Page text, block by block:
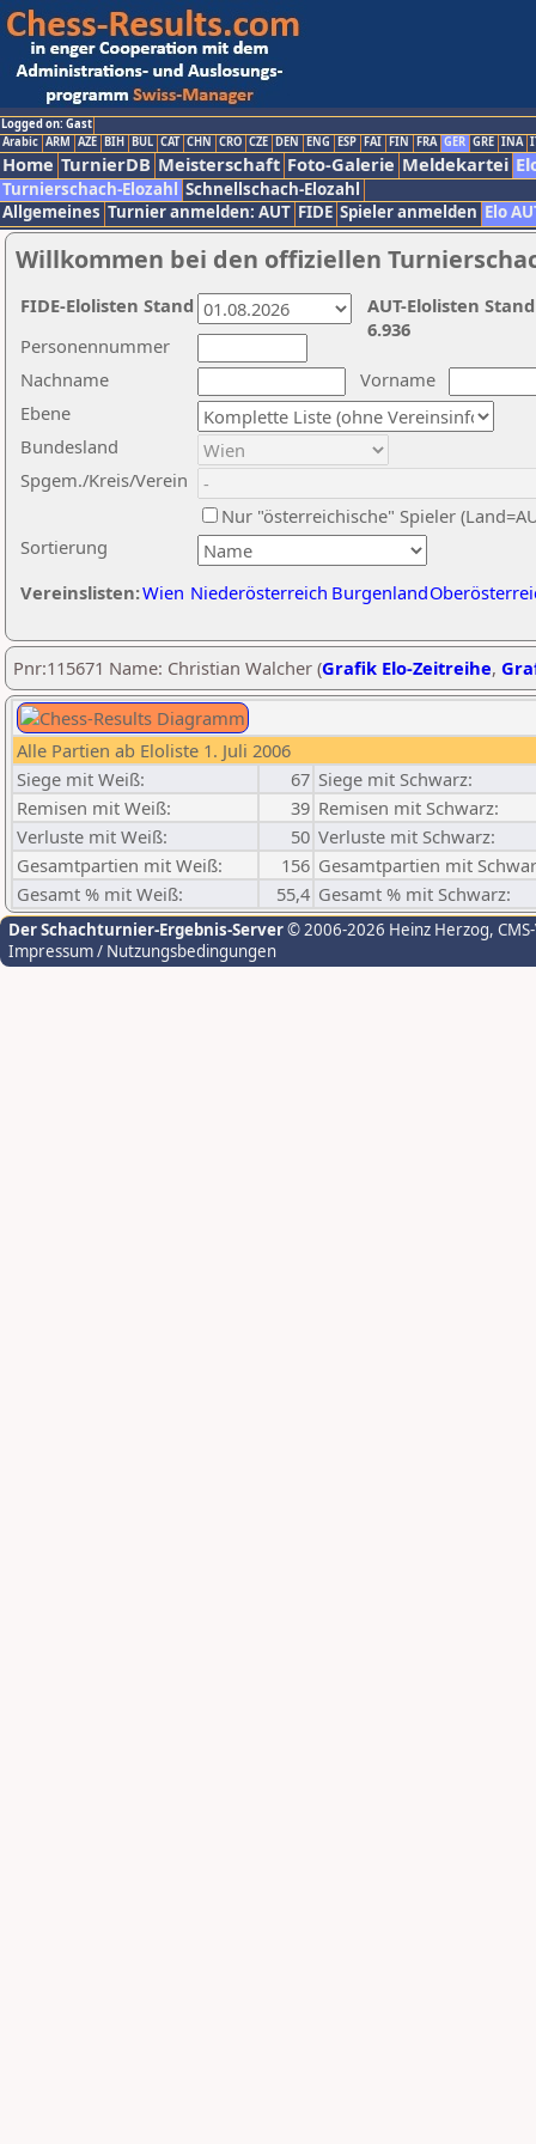
Logged on: Gast
Arabic ARM AZE BIH BUL CAT CHN CRO CZE DEN ENG ESP FAI FIN FRA GER GRE INA
Home TurnierDB Meisterschaft Foto-Galerie Meldekartei
Turnierschach-Elozahl Schnellschach-Elozahl
Allgemeines Turnier anmelden: AUT FIDE Spieler anmelden Elo
Willkommen bei den offiziellen
Nachname
Vorname
Ebene
Sortierung
Personennummer
Bundesland
Spgem./Kreis/Verein
Nur "österreichische" Spieler
Vereinslisten:Wien Niederösterreich Burgenland
AUT-Elolisten
6.936
FIDE-Elolisten Stand
Pnr:115671 Name: Christian Walcher (Grafik Elo-Zeitreihe,
Alle Partien ab Eloliste 1. Juli 2006
Siege mit Weiß:
67 Siege mit Schwarz:
Remisen mit Weiß:
39 Remisen mit Schwarz:
Verluste mit Weiß:
50 Verluste mit Schwarz:
Gesamtpartien mit Weiß:
156 Gesamtpartien mit
Gesamt % mit Weiß:
55,4 Gesamt % mit Schwarz:
Der Schachturnier-Ergebnis-Server© 2006-2026 Heinz Herzog,
Impressum / Nutzungsbedingungen